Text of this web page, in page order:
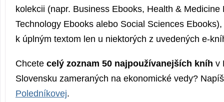
kolekcii (napr. Business Ebooks, Health & Medicine
Technology Ebooks alebo Social Sciences
k úplným textom len u niektorých z uvedených e-
Chcete celý zoznam 50 najpoužíva­nejších kníh v
Slovensku zameraných na ekonomické vedy?
Poledníkovej.